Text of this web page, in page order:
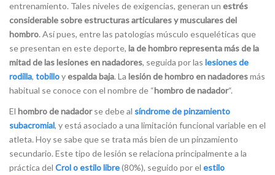
entrenamiento. Tales niveles de exigencias, generan un estrés
considerable sobre estructuras articulares y musculares del
hombro. Así pues, entre las patologías músculo esqueléticas que
se presentan en este deporte, la de hombro representa más de la
mitad de las lesiones en nadadores, seguida por las lesiones de
rodilla, tobilloyespalda baja. La lesión de hombro en nadadoresmás
habitual se conoce con el nombre de “hombro de nadador“.
El hombro de nadadorse debe al síndrome de pinzamiento
subacromial, y está asociado a una limitación funcional variable en el
atleta. Hoy se sabe que se trata más bien de un pinzamiento
secundario. Este tipo de lesión se relaciona principalmente a la
práctica del Crol o estilo libre(80%), seguido por el estilo